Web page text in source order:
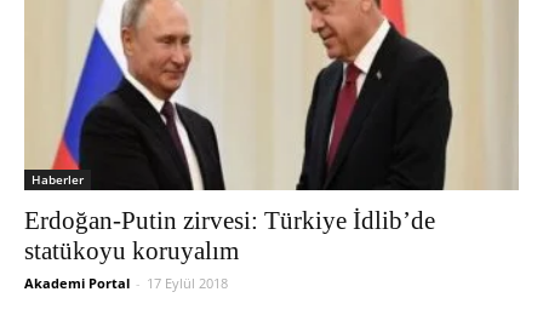
Haberler
Erdoğan-Putin zirvesi: Türkiye İdlib’de
statükoyu koruyalım
Akademi Portal - 17 Eylül 2018